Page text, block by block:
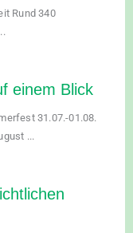
Rund 340
einem Blick
31.07.-01.08.
...